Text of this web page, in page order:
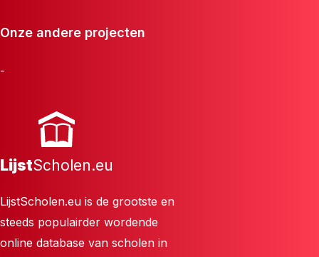
Onze andere projecten
-
LijstScholen.eu
LijstScholen.eu is de grootste en
steeds populairder wordende
online database van scholen in